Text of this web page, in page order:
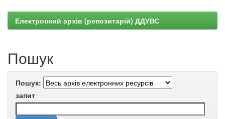
Електронний архів (репозитарій) ДДУВС
Пошук
Пошук:
запит